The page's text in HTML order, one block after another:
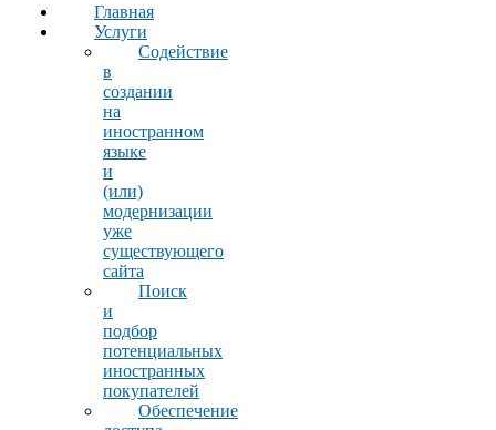
Главная
Услуги
Содействие
в
создании
на
иностранном
языке
и
(или)
модернизации
уже
существующего
сайта
Поиск
и
подбор
потенциальных
иностранных
покупателей
Обеспечение